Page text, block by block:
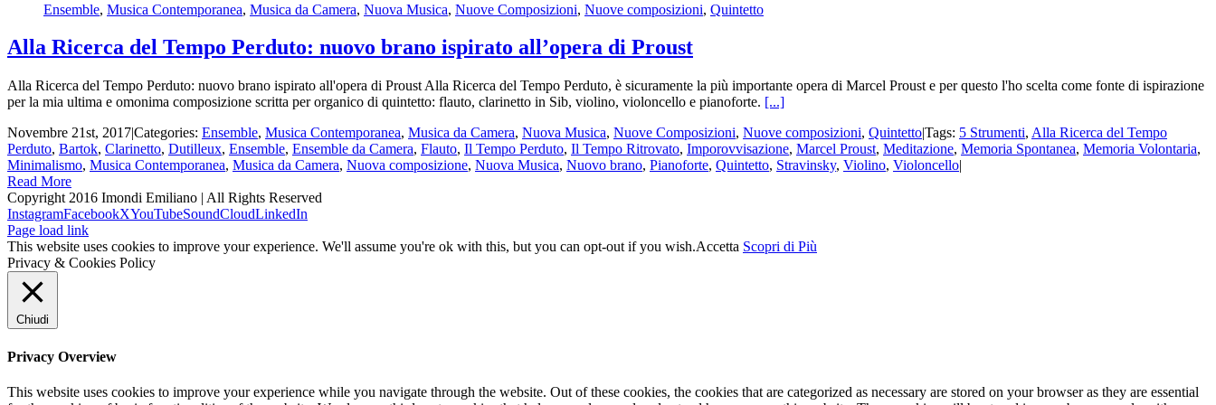
Ensemble, Musica Contemporanea, Musica da Camera, Nuova Musica, Nuove Composizioni, Nuove composizioni, Quintetto
Alla Ricerca del Tempo Perduto: nuovo brano ispirato all’opera di Proust
Alla Ricerca del Tempo Perduto: nuovo brano ispirato all'opera di Proust Alla Ricerca del Tempo Perduto, è sicuramente la più importante opera di Marcel Proust e per questo l'ho scelta come fonte di ispirazione
per la mia ultima e omonima composizione scritta per organico di quintetto: flauto, clarinetto in Sib, violino, violoncello e pianoforte. [...]
Novembre 21st, 2017|Categories: Ensemble, Musica Contemporanea, Musica da Camera, Nuova Musica, Nuove Composizioni, Nuove composizioni, Quintetto|Tags: 5 Strumenti, Alla Ricerca del Tempo
Perduto, Bartok, Clarinetto, Dutilleux, Ensemble, Ensemble da Camera, Flauto, Il Tempo Perduto, Il Tempo Ritrovato, Imporovvisazione, Marcel Proust, Meditazione, Memoria Spontanea, Memoria Volontaria,
Minimalismo, Musica Contemporanea, Musica da Camera, Nuova composizione, Nuova Musica, Nuovo brano, Pianoforte, Quintetto, Stravinsky, Violino, Violoncello|
Read More
Copyright 2016 Imondi Emiliano | All Rights Reserved
InstagramFacebookXYouTubeSoundCloudLinkedIn
Page load link
This website uses cookies to improve your experience. We'll assume you're ok with this, but you can opt-out if you wish.Accetta Scopri di Più
Privacy & Cookies Policy
Chiudi
Privacy Overview
This website uses cookies to improve your experience while you navigate through the website. Out of these cookies, the cookies that are categorized as necessary are stored on your browser as they are essential